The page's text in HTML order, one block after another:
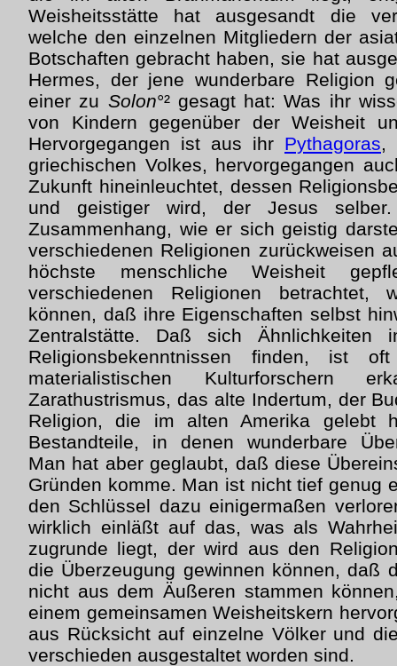
Weisheitsstätte hat ausgesandt die
welche den einzelnen Mitgliedern der
Botschaften gebracht haben, sie hat
Hermes, der jene wunderbare Religion
einer zu Solon°² gesagt hat: Was ihr
von Kindern gegenüber der Weisheit
Hervorgegangen ist aus ihr Pythagoras,
griechischen Volkes, hervorgegangen
Zukunft hineinleuchtet, dessen
und geistiger wird, der Jesus
Zusammenhang, wie er sich geistig
verschiedenen Religionen zurückweisen
höchste menschliche Weisheit
verschiedenen Religionen betrachtet,
können, daß ihre Eigenschaften selbst
Zentralstätte. Daß sich Ähnlichkeiten
Religionsbekenntnissen finden, ist
materialistischen Kulturforschern
Zarathustrismus, das alte Indertum, der
Religion, die im alten Amerika gelebt
Bestandteile, in denen wunderbare
Man hat aber geglaubt, daß diese
Gründen komme. Man ist nicht tief genug
den Schlüssel dazu einigermaßen
wirklich einläßt auf das, was als
zugrunde liegt, der wird aus den
die Überzeugung gewinnen können, daß
nicht aus dem Äußeren stammen
einem gemeinsamen Weisheitskern
aus Rücksicht auf einzelne Völker und
verschieden ausgestaltet worden sind.